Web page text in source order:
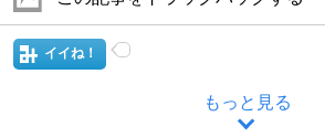
イイね！
もっと見る